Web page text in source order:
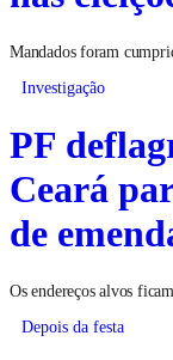
Mandados foram
Investigação
PF
Ceará
de
Os endereços alvos
Depois da festa